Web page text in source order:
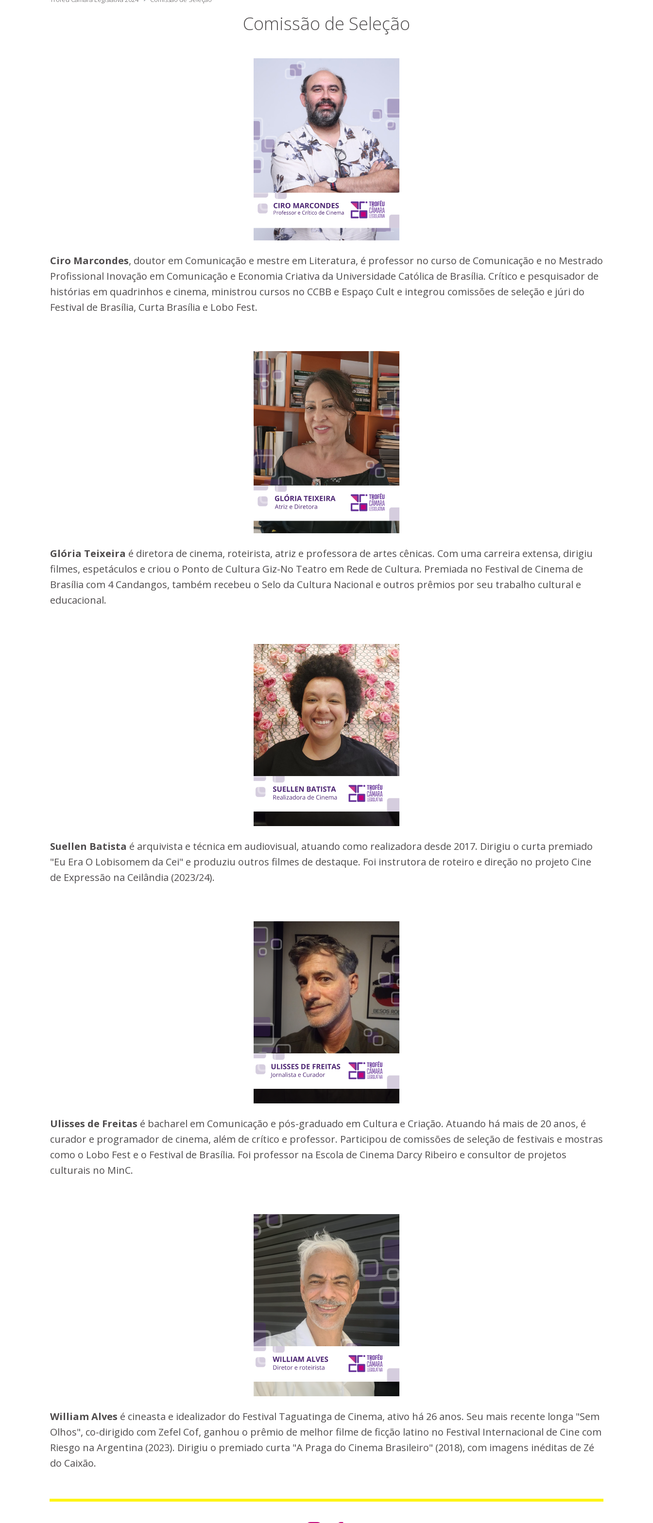
Comissão de Seleção
Ciro Marcondes, doutor em Comunicação e mestre em Literatura, é professor no curso de Comunicação e no Mestrado
Profissional Inovação em Comunicação e Economia Criativa da Universidade Católica de Brasília. Crítico e pesquisador de
histórias em quadrinhos e cinema, ministrou cursos no CCBB e Espaço Cult e integrou comissões de seleção e júri do
Festival de Brasília, Curta Brasília e Lobo Fest.
Glória Teixeira é diretora de cinema, roteirista, atriz e professora de artes cênicas. Com uma carreira extensa, dirigiu
filmes, espetáculos e criou o Ponto de Cultura Giz-No Teatro em Rede de Cultura. Premiada no Festival de Cinema de
Brasília com 4 Candangos, também recebeu o Selo da Cultura Nacional e outros prêmios por seu trabalho cultural e
educacional.
Suellen Batista é arquivista e técnica em audiovisual, atuando como realizadora desde 2017. Dirigiu o curta premiado
"Eu Era O Lobisomem da Cei" e produziu outros filmes de destaque. Foi instrutora de roteiro e direção no projeto Cine
de Expressão na Ceilândia (2023/24).
Ulisses de Freitas é bacharel em Comunicação e pós-graduado em Cultura e Criação. Atuando há mais de 20 anos, é
curador e programador de cinema, além de crítico e professor. Participou de comissões de seleção de festivais e mostras
como o Lobo Fest e o Festival de Brasília. Foi professor na Escola de Cinema Darcy Ribeiro e consultor de projetos
culturais no MinC.
William Alves é cineasta e idealizador do Festival Taguatinga de Cinema, ativo há 26 anos. Seu mais recente longa "Sem
Olhos", co-dirigido com Zefel Cof, ganhou o prêmio de melhor filme de ficção latino no Festival Internacional de Cine com
Riesgo na Argentina (2023). Dirigiu o premiado curta "A Praga do Cinema Brasileiro" (2018), com imagens inéditas de Zé
do Caixão.